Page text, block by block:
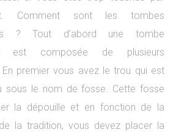
Comment sont les tombes
? Tout d’abord une tombe
est composée de plusieurs
premier vous avez le trou qui est
sous le nom de fosse. Cette fosse
la dépouille et en fonction de la
la tradition, vous devez placer la